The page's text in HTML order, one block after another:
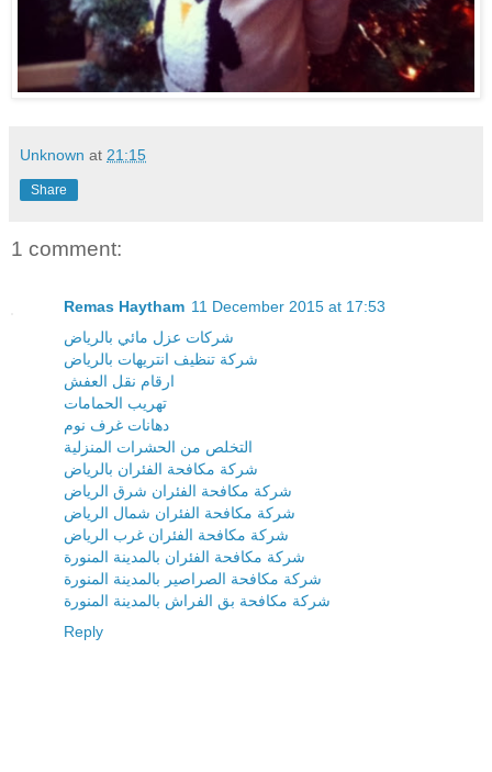
Unknown at 21:15
Share
1 comment:
Remas Haytham 11 December 2015 at 17:53
شركات عزل مائي بالرياض
شركة تنظيف انتريهات بالرياض
ارقام نقل العفش
تهريب الحمامات
دهانات غرف نوم
التخلص من الحشرات المنزلية
شركة مكافحة الفئران بالرياض
شركة مكافحة الفئران شرق الرياض
شركة مكافحة الفئران شمال الرياض
شركة مكافحة الفئران غرب الرياض
شركة مكافحة الفئران بالمدينة المنورة
شركة مكافحة الصراصير بالمدينة المنورة
شركة مكافحة بق الفراش بالمدينة المنورة
Reply